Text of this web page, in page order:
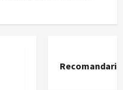
Recomandari